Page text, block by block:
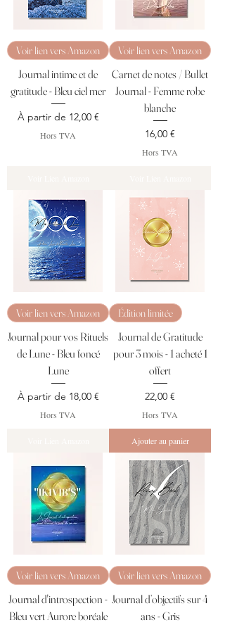
Voir lien vers Amazon
Journal intime et de
gratitude - Bleu ciel mer
À partir de 12,00 €
Prix promotionnel
Hors TVA
Voir lien vers Amazon
Carnet de notes / Bullet
Journal - Femme robe
blanche
Prix
16,00 €
Hors TVA
Voir lien vers Amazon
Journal pour vos Rituels
de Lune - Bleu foncé
Lune
À partir de 18,00 €
Prix promotionnel
Hors TVA
Édition limitée
Journal de Gratitude
pour 3 mois - 1 acheté 1
offert
Prix
22,00 €
Hors TVA
Ajouter au panier
Voir lien vers Amazon
Journal d'introspection -
Bleu vert Aurore boréale
Voir lien vers Amazon
Journal d’objectifs sur 4
ans - Gris